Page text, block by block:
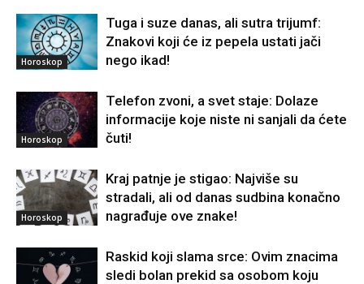
Horoskop
Tuga i suze danas, ali sutra trijumf:
Znakovi koji će iz pepela ustati jači
nego ikad!
Horoskop
Telefon zvoni, a svet staje: Dolaze
informacije koje niste ni sanjali da ćete
čuti!
Horoskop
Kraj patnje je stigao: Najviše su
stradali, ali od danas sudbina konačno
nagrađuje ove znake!
Raskid koji slama srce: Ovim znacima
sledi bolan prekid sa osobom koju